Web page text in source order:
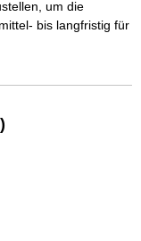
um die
bis langfristig für